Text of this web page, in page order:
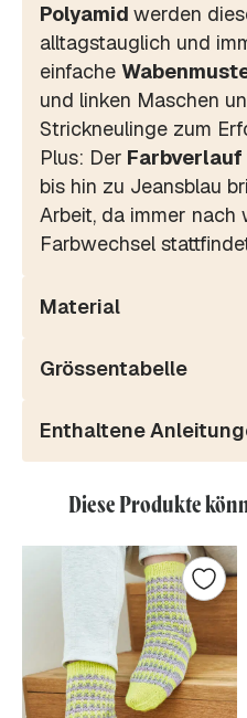
Polyamid werden
alltagstauglich und
einfache
und linken Maschen
Strickneulinge zum
Plus: Der Farbverlauf
bis hin zu Jeansblau
Arbeit, da immer nach
Farbwechsel
Material
Grössentabelle
Enthaltene
Diese Produkte